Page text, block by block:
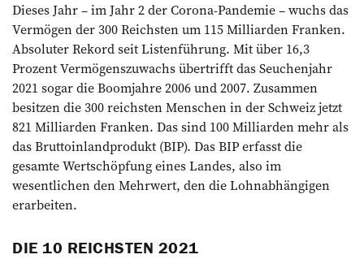
Dieses Jahr – im Jahr 2 der Corona-Pandemie – wuchs das
Vermögen der 300 Reichsten um 115 Milliarden Franken.
Absoluter Rekord seit Listenführung. Mit über 16,3
Prozent Ver­mögenszuwachs übertrifft das Seuchenjahr
2021 sogar die Boomjahre 2006 und 2007. Zusammen
besitzen die 300 reichsten Menschen in der Schweiz jetzt
821 Milliarden Franken. Das sind 100 Milliarden mehr als
das Bruttoinlandprodukt (BIP). Das BIP erfasst die
gesamte Wertschöpfung eines Landes, also im
wesentlichen den Mehrwert, den die Lohnabhängigen
erarbeiten.
DIE 10 REICHSTEN 2021